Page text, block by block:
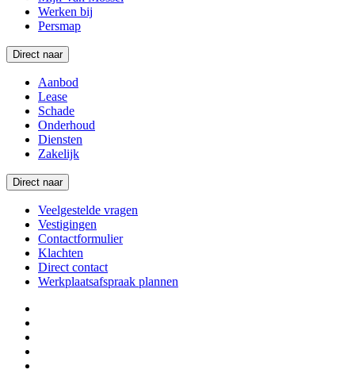
Werken bij
Persmap
Direct naar
Aanbod
Lease
Schade
Onderhoud
Diensten
Zakelijk
Direct naar
Veelgestelde vragen
Vestigingen
Contactformulier
Klachten
Direct contact
Werkplaatsafspraak plannen